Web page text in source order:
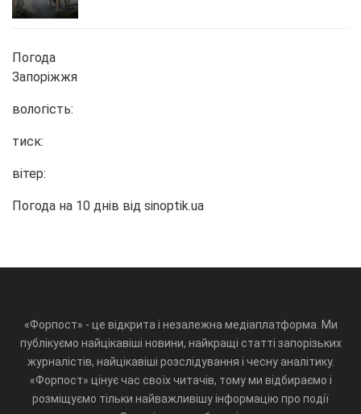
Погода
Запоріжжя
вологість:
тиск:
вітер:
Погода на 10 днів від sinoptik.ua
«Форпост» - це відкрита і незалежна медіаплатформа. Ми
публікуємо найцікавіші новини, найкращі статті запорізьких
журналістів, найцікавіші розслідування і чесну аналітику.
«Форпост» цінує час своїх читачів, тому ми відбираємо і
розміщуємо тільки найважливішу інформацію про події